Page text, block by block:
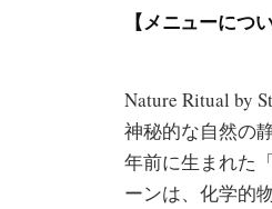
【メニューにつ
Nature Ritual by
神秘的な自然の
年前に生まれた
ーンは、化学的